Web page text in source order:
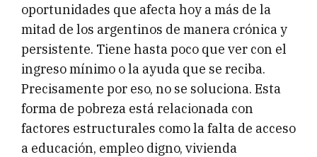
oportunidades que afecta hoy a más de la
mitad de los argentinos de manera crónica y
persistente. Tiene hasta poco que ver con el
ingreso mínimo o la ayuda que se reciba.
Precisamente por eso, no se soluciona. Esta
forma de pobreza está relacionada con
factores estructurales como la falta de acceso
a educación, empleo digno, vivienda